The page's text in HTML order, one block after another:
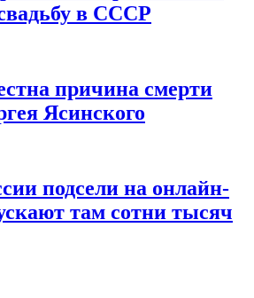
в СССР
причина смерти
Ясинского
подсели на онлайн-
там сотни тысяч